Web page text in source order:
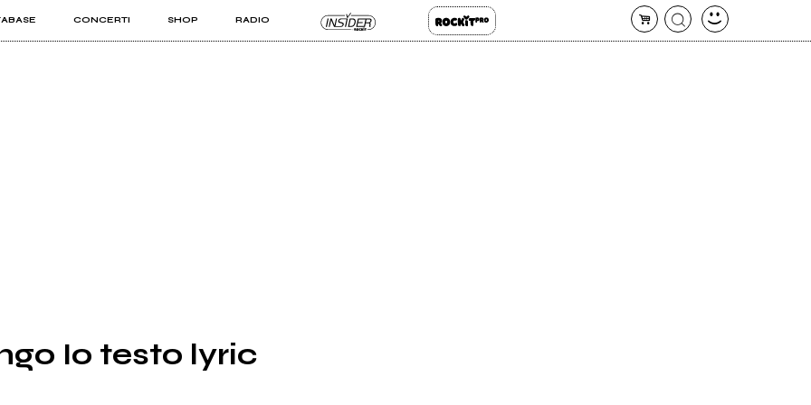
CONCERTI SHOP RADIO
PRO
Io testo lyric